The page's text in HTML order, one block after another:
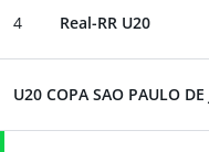
4 Real-RR U20
U20 COPA SAO PAULO